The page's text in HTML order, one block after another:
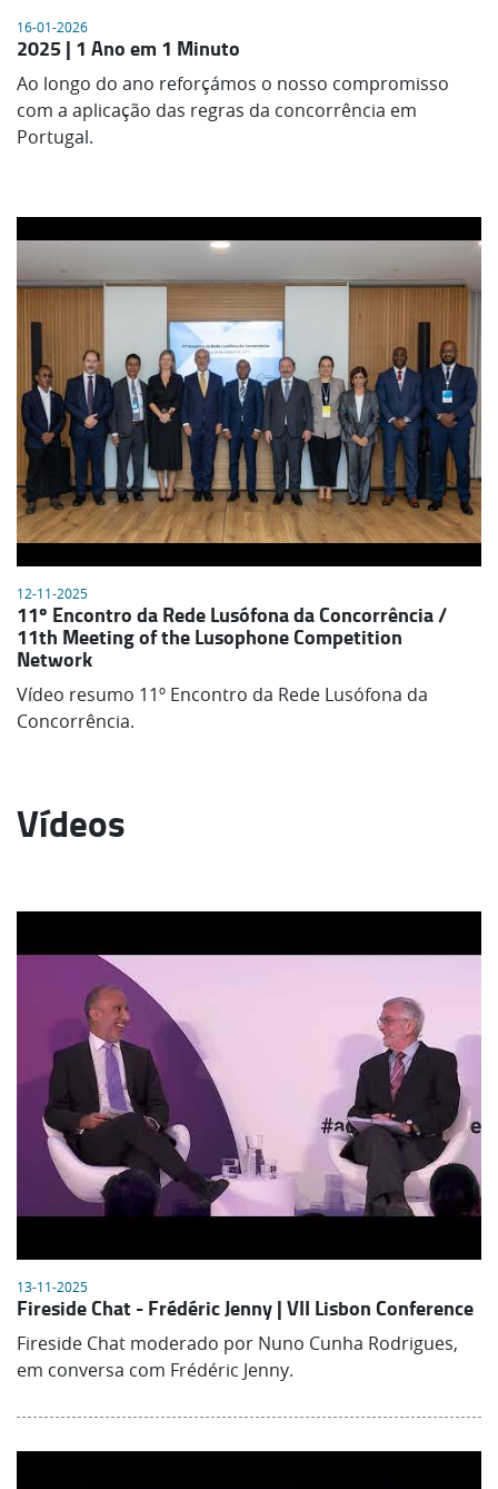
16-01-2026
2025 | 1 Ano em 1 Minuto
Ao longo do ano reforçámos o nosso compromisso
com a aplicação das regras da concorrência em
Portugal.
12-11-2025
11º Encontro da Rede Lusófona da Concorrência /
11th Meeting of the Lusophone Competition
Network
Vídeo resumo 11º Encontro da Rede Lusófona da
Concorrência.
Vídeos
13-11-2025
Fireside Chat - Frédéric Jenny | VII Lisbon Conference
Fireside Chat moderado por Nuno Cunha Rodrigues,
em conversa com Frédéric Jenny.